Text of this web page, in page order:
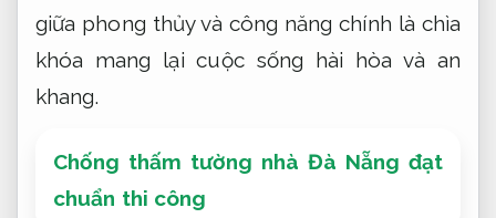
giữa phong thủy và công năng chính là chìa
khóa mang lại cuộc sống hài hòa và an
khang.
Chống thấm tường nhà Đà Nẵng đạt
chuẩn thi công